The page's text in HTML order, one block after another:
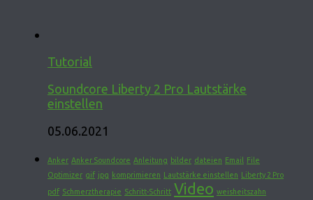
Tutorial
Soundcore Liberty 2 Pro Lautstärke
einstellen
05.06.2021
Anker Anker Soundcore Anleitung bilder dateien Email File
Optimizer gif jpg komprimieren Lautstärke einstellen Liberty 2 Pro
pdf Schmerztherapie Schritt-Schritt Video weisheitszahn